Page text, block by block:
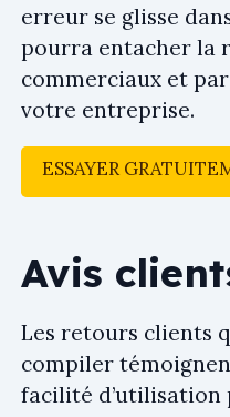
erreur se glisse
pourra entacher la
commerciaux et
votre entreprise.
ESSAYER
Avis
Les retours clients
compiler
facilité